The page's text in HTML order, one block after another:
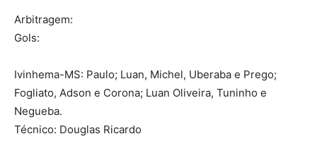
Arbitragem:
Gols:
Ivinhema-MS: Paulo; Luan, Michel, Uberaba e Prego;
Fogliato, Adson e Corona; Luan Oliveira, Tuninho e
Negueba.
Técnico: Douglas Ricardo